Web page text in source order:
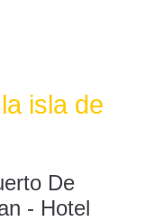
isla de
De
- Hotel